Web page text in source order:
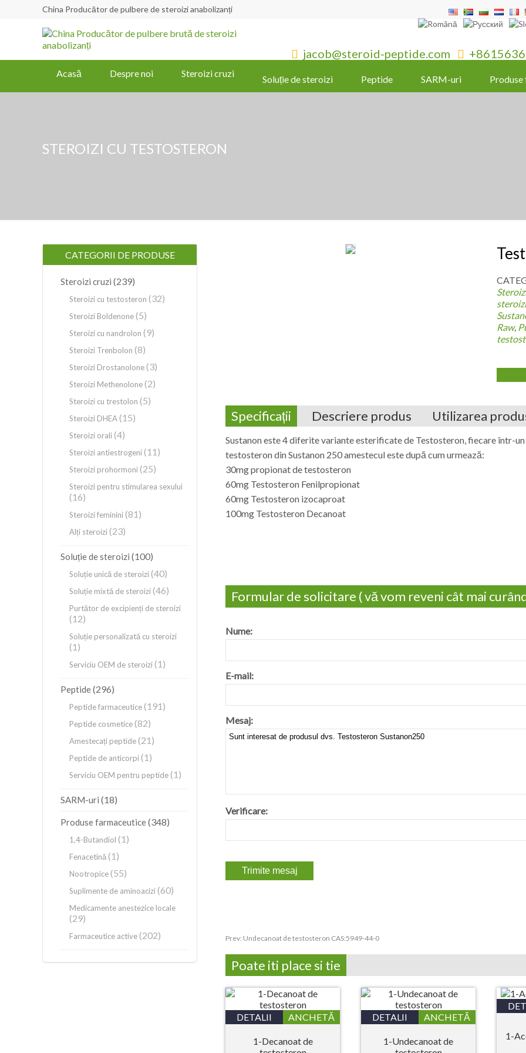
China Producător de pulbere de steroizi anabolizanți
 jacob@steroid-peptide.com 
Acasă Despre noi Steroizi cruzi
Soluție de steroizi Peptide SARM-uri
STEROIZI CU TESTOSTERON
steroizi
Raw,
Specificații Descriere produs Utilizarea
Sustanon este 4 diferite variante esterificate de Testosteron, fiecare într-
testosteron din Sustanon 250 amestecul este după cum urmează:
30mg propionat de testosteron
60mg Testosteron Fenilpropionat
60mg Testosteron izocaproat
100mg Testosteron Decanoat
Formular de solicitare ( vă vom reveni cât mai
Nume:
E-mail:
Mesaj:
Verificare:
Prev: Undecanoat de testosteron CAS:5949-44-0
Poate iti place si tie
DETALII ANCHETĂ
1-Decanoat de
DETALII ANCHETĂ
1-Undecanoat de
1-
CATEGORII DE PRODUSE
Steroizi cruzi (239)
Steroizi cu testosteron (32)
Steroizi Boldenone(5)
Steroizi cu nandrolon (9)
Steroizi Trenbolon (8)
Steroizi Drostanolone(3)
Steroizi Methenolone(2)
Steroizi cu trestolon (5)
Steroizi DHEA(15)
Steroizi orali(4)
Steroizi antiestrogeni(11)
Steroizi prohormoni(25)
Steroizi pentru stimularea sexului
(16)
Steroizi feminini(81)
Alți steroizi(23)
Soluție de steroizi (100)
Soluție unică de steroizi(40)
Soluție mixtă de steroizi(46)
Purtător de excipienți de steroizi
(12)
Soluție personalizată cu steroizi
(1)
Serviciu OEM de steroizi(1)
Peptide(296)
Peptide farmaceutice(191)
Peptide cosmetice(82)
Amestecați peptide(21)
Peptide de anticorpi(1)
Serviciu OEM pentru peptide(1)
SARM-uri (18)
Produse farmaceutice(348)
1,4-Butandiol (1)
Fenacetină(1)
Nootropice(55)
Suplimente de aminoacizi(60)
Medicamente anestezice locale
(29)
Farmaceutice active(202)